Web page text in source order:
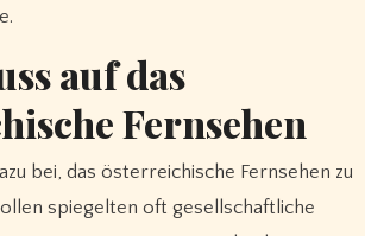
auf das
Fernsehen
bei, das österreichische Fernsehen zu
spiegelten oft gesellschaftliche